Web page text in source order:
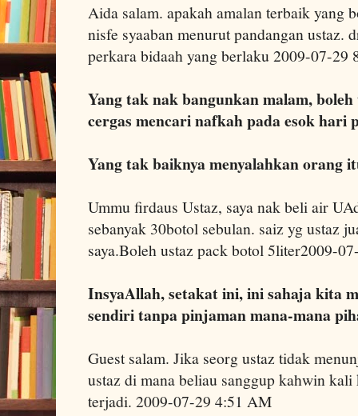
Aida salam. apakah amalan terbaik yang
nisfe syaaban menurut pandangan ustaz.
perkara bidaah yang berlaku 2009-07-29
Yang tak nak bangunkan malam,
cergas mencari nafkah pada esok hari
Yang tak baiknya menyalahkan orang
Ummu firdaus Ustaz, saya nak beli air
sebanyak 30botol sebulan. saiz yg ustaz
saya.Boleh ustaz pack botol 5liter2009-
InsyaAllah, setakat ini, ini sahaja kita
sendiri tanpa pinjaman mana-mana
Guest salam. Jika seorg ustaz tidak
ustaz di mana beliau sanggup kahwin
terjadi. 2009-07-29 4:51 AM